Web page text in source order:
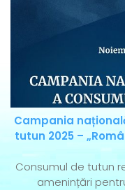
Campania
tutun 2025 –
Consumul de tutun
amenințări